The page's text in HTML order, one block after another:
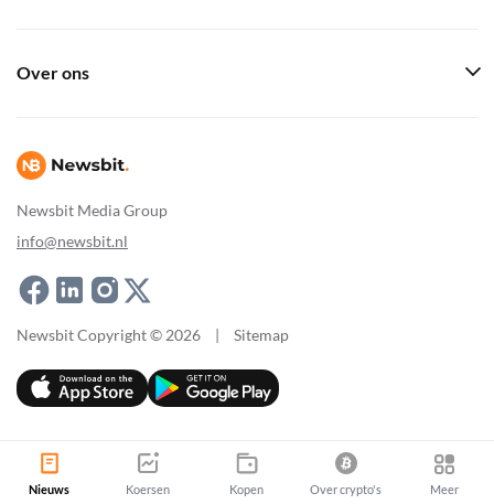
Newsbit Media Group
info@newsbit.nl
Over ons
Newsbit Copyright © 2026 | Sitemap
Nieuws Koersen Kopen Over crypto's Meer